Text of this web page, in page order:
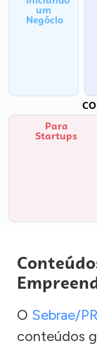
um
Negócio
Para
Startups
O Sebrae/PR
conteúdos